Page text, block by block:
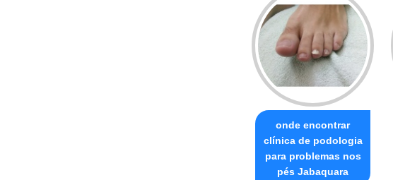
onde encontrar
clínica de podologia
para problemas nos
pés Jabaquara